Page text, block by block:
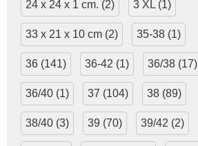
24 x 24 x 1 cm. (2) 3 XL (1)
33 x 21 x 10 cm (2) 35-38 (1)
36 (141) 36-42 (1) 36/38 (17)
36/40 (1) 37 (104) 38 (89)
38/40 (3) 39 (70) 39/42 (2)